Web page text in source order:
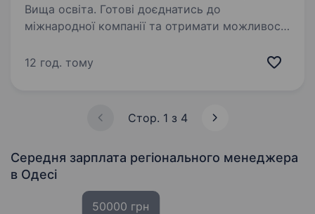
Вища освіта. Готові доєднатись до
міжнародної компанії та отримати можливості
Ви отримаєте наставництво від працівників
12 год. тому
Стор. 1 з 4
Середня зарплата регіонального менеджера
в Одесі
50000 грн